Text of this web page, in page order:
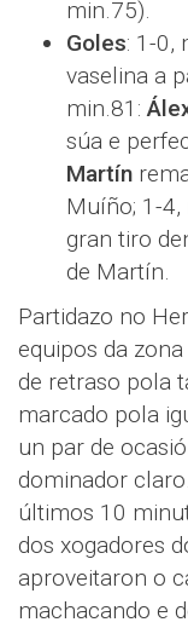
min.75).
Goles: 1-0,
vaselina a
min.81:
súa e
Martín
Muíño; 1-4,
gran tiro
de Martín.
Partidazo no
equipos da
de retraso pola
marcado pola
un par de
dominador
últimos 10
dos xogadores
aproveitaron o
machacando e